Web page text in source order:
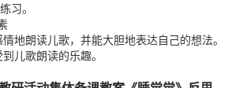
。
朗读儿歌，并能大胆地表达自己的想法。
歌朗读的乐趣。